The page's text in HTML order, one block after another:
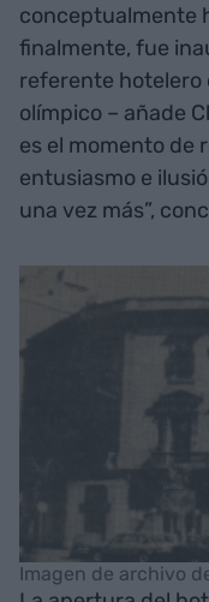
conceptualmente
finalmente, fue
referente hotelero
olímpico – añade
es el momento de
entusiasmo e
una vez más”,
Imagen de archivo